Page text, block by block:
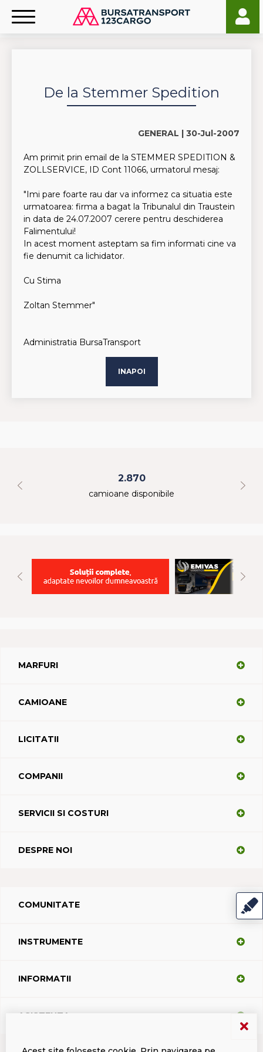
De la Stemmer Spedition
GENERAL | 30-Jul-2007
Am primit prin email de la STEMMER SPEDITION &
ZOLLSERVICE, ID Cont 11066, urmatorul mesaj:
"Imi pare foarte rau dar va informez ca situatia este
urmatoarea: firma a bagat la Tribunalul din Traustein
in data de 24.07.2007 cerere pentru deschiderea
Falimentului!
In acest moment asteptam sa fim informati cine va
fie denumit ca lichidator.
Cu Stima
Zoltan Stemmer"
Administratia BursaTransport
INAPOI
2.870
camioane disponibile
MARFURI
CAMIOANE
LICITATII
COMPANII
SERVICII SI COSTURI
DESPRE NOI
COMUNITATE
INSTRUMENTE
INFORMATII
ASISTENTA